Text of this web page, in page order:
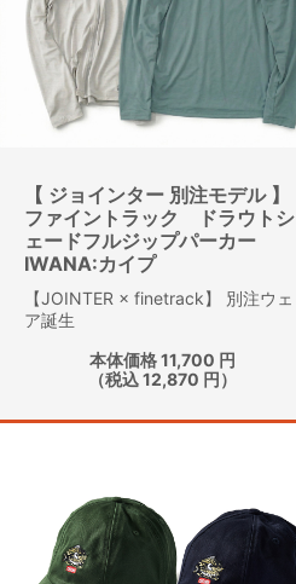
【 ジョインター 別注モデル 】
ファイントラック ドラウトシ
ェードフルジップパーカー
IWANA:カイプ
【JOINTER × finetrack】 別注ウェ
ア誕生
本体価格 11,700 円
（税込 12,870 円）